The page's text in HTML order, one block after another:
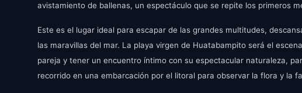
avistamiento de ballenas, un espectáculo que se repite los primeros
Este es el lugar ideal para escapar de las grandes multitudes,
las maravillas del mar. La playa virgen de Huatabampito será el
pareja y tener un encuentro íntimo con su espectacular naturaleza,
recorrido en una embarcación por el litoral para observar la flora y la